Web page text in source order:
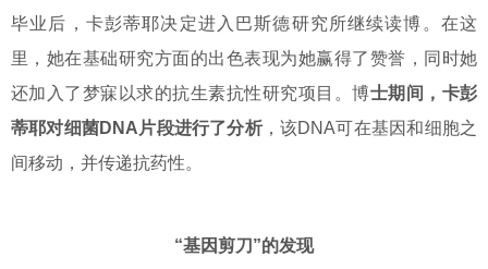
毕业后，卡彭蒂耶决定进入巴斯德研究所继续读博。在这
里，她在基础研究方面的出色表现为她赢得了赞誉，同时她
还加入了梦寐以求的抗生素抗性研究项目。博士期间，卡彭
蒂耶对细菌DNA片段进行了分析，该DNA可在基因和细胞之
间移动，并传递抗药性。
“基因剪刀”的发现